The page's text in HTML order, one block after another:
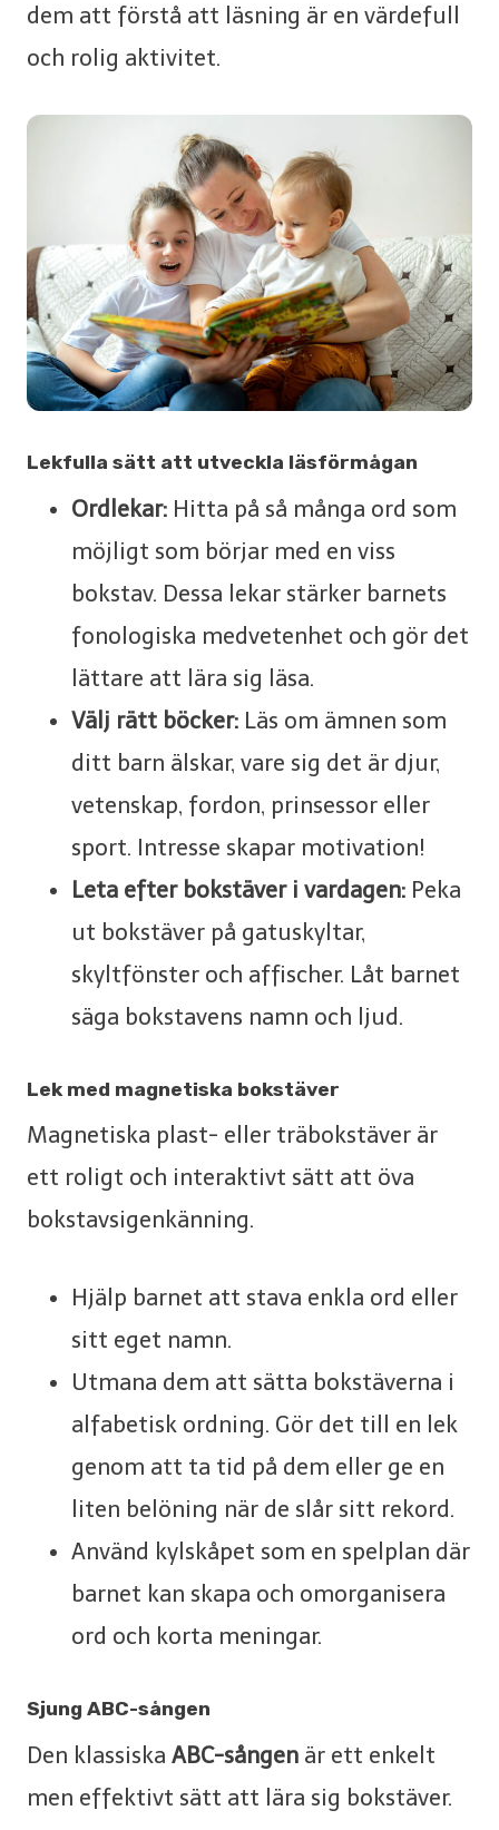
dem att förstå att läsning är en värdefull
och rolig aktivitet.
Lekfulla sätt att utveckla läsförmågan
Ordlekar: Hitta på så många ord som
möjligt som börjar med en viss
bokstav. Dessa lekar stärker barnets
fonologiska medvetenhet och gör det
lättare att lära sig läsa.
Välj rätt böcker: Läs om ämnen som
ditt barn älskar, vare sig det är djur,
vetenskap, fordon, prinsessor eller
sport. Intresse skapar motivation!
Leta efter bokstäver i vardagen: Peka
ut bokstäver på gatuskyltar,
skyltfönster och affischer. Låt barnet
säga bokstavens namn och ljud.
Lek med magnetiska bokstäver
Magnetiska plast- eller träbokstäver är
ett roligt och interaktivt sätt att öva
bokstavsigenkänning.
Hjälp barnet att stava enkla ord eller
sitt eget namn.
Utmana dem att sätta bokstäverna i
alfabetisk ordning. Gör det till en lek
genom att ta tid på dem eller ge en
liten belöning när de slår sitt rekord.
Använd kylskåpet som en spelplan där
barnet kan skapa och omorganisera
ord och korta meningar.
Sjung ABC-sången
Den klassiska ABC-sången är ett enkelt
men effektivt sätt att lära sig bokstäver.